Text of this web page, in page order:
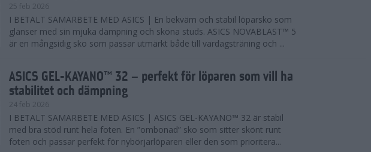
25 feb 2026
I BETALT SAMARBETE MED ASICS | En bekväm och stabil löparsko som
glänser med sin mjuka dämpning och sköna studs. ASICS NOVABLAST™ 5
är en mångsidig sko som passar utmärkt både till vardagsträning och ...
ASICS GEL-KAYANO™ 32 – perfekt för löparen som vill ha
stabilitet och dämpning
24 feb 2026
I BETALT SAMARBETE MED ASICS | ASICS GEL-KAYANO™ 32 är stabil
med bra stöd runt hela foten. En ”ombonad” sko som sitter skönt runt
foten och passar perfekt för nybörjarlöparen eller den som prioritera...